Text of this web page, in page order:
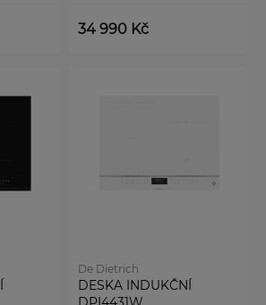
34 990 Kč
De Dietrich
DESKA INDUKČNÍ